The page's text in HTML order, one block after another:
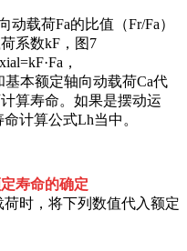
载荷Fa的比值（Fr/Fa）
系数kF，图7
，
本额定轴向动载荷Ca代
算寿命。如果是摆动运
计算公式Lh当中。
寿命的确定
时，将下列数值代入额定